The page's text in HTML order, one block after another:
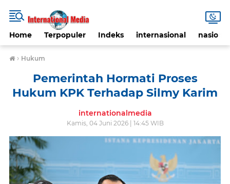
Home Terpopuler Indeks internasional nasional
› Hukum
Pemerintah Hormati Proses
Hukum KPK Terhadap Silmy Karim
internationalmedia
Kamis, 04 Juni 2026 | 14:45 WIB